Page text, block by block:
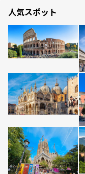
人気スポット